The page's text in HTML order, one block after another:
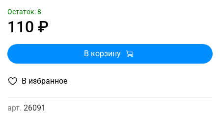
В избранное
арт. 26091
110 ₽
Остаток: 8
В корзину